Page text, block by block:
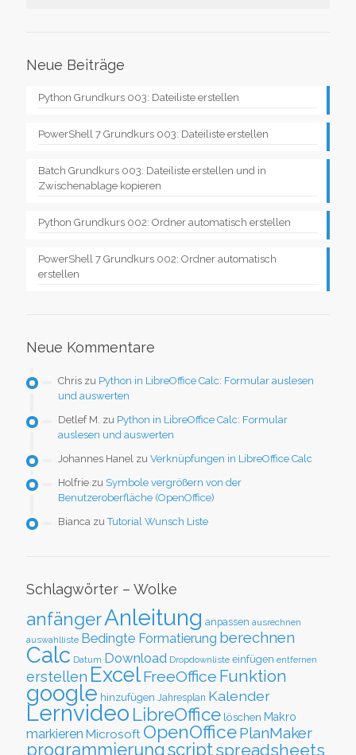
Neue Beiträge
Python Grundkurs 003: Dateiliste erstellen
PowerShell 7 Grundkurs 003: Dateiliste erstellen
Batch Grundkurs 003: Dateiliste erstellen und in
Zwischenablage kopieren
Python Grundkurs 002: Ordner automatisch erstellen
PowerShell 7 Grundkurs 002: Ordner automatisch
erstellen
Neue Kommentare
Chris zu Python in LibreOffice Calc: Formular auslesen
und auswerten
Detlef M. zu Python in LibreOffice Calc: Formular
auslesen und auswerten
Johannes Hanel zu Verknüpfungen in LibreOffice Calc
Holfrie zu Symbole vergrößern von der
Benutzeroberfläche (OpenOffice)
Bianca zuTutorial Wunsch Liste
Schlagwörter – Wolke
anfängerAnleitung anpassen ausrechnen
auswahlliste Bedingte Formatierung berechnen
Calc Datum Download Dropdownliste einfügen entfernen
erstellen ExcelFreeOffice Funktion
google hinzufügen Jahresplan Kalender
Lernvideo LibreOffice löschen Makro
markieren Microsoft OpenOfficePlanMaker
programmierung scriptspreadsheets